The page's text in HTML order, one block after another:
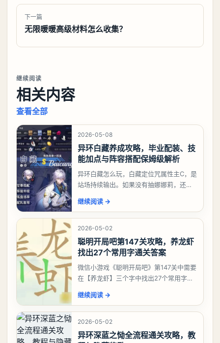
下一篇
无限暖暖高级材料怎么收集？
继续阅读
相关内容
查看全部
2026-05-08
异环白藏养成攻略，毕业配装、技
能加点与阵容搭配保姆级解析
异环白藏怎么玩，白藏定位咒属性主C，是
站场持续输出。如果没有抽娜娜莉，还没
有娜娜莉缺另外一个二队C想打深渊也可以
考虑养个白藏
继续阅读 →
2026-05-02
聪明开局吧第147关攻略，养龙虾
找出27个常用字通关答案
微信小游戏《聪明开局吧》第147关中需要
在【养龙虾】三个字中找出27个常用字，
大、夫、夰、巾、中、虫、下、虾、卜、
囗、吓、卟、
继续阅读 →
2026-05-02
异环深蓝之恸全流程通关攻略，教